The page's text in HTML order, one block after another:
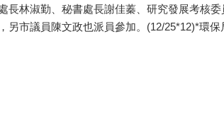
林淑勤、秘書處長謝佳蓁、研究發展考核
另市議員陳文政也派員參加。(12/25*12)*環保